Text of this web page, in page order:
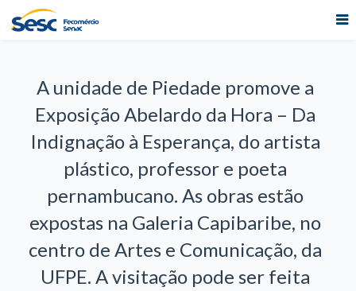
A unidade de Piedade promove a
Exposição Abelardo da Hora – Da
Indignação à Esperança, do artista
plástico, professor e poeta
pernambucano. As obras estão
expostas na Galeria Capibaribe, no
centro de Artes e Comunicação, da
UFPE. A visitação pode ser feita